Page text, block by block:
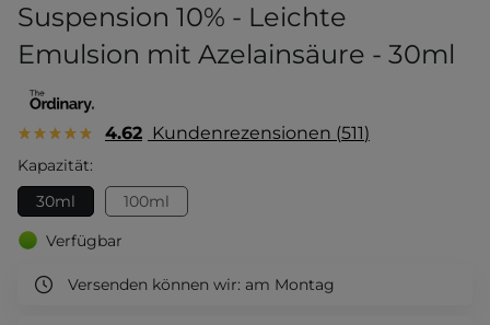
Suspension 10% - Leichte
Emulsion mit Azelainsäure - 30ml
4.62 Kundenrezensionen 511
Kapazität:
30ml
100ml
Verfügbar
Versenden können wir: am Montag